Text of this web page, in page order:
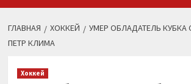
ГЛАВНАЯ ХОККЕЙ
УМЕР ОБЛАДАТЕЛЬ КУБКА
ПЕТР КЛИМА
Хоккей